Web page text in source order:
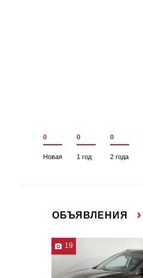
0
Новая
0
1 год
0
2 года
ОБЪЯВЛЕНИЯ
19